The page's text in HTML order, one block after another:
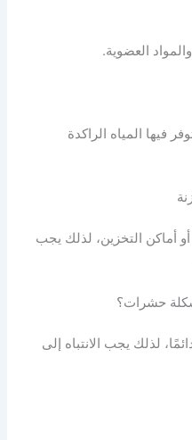
العضوية.
فيها المياه الراكدة
أماكن التخزين، لذلك يجب
حشرات؟
لذلك يجب الانتباه إلى